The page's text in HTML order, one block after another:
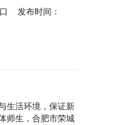
发布时间：
活环境，保证新
师生，合肥市荣城